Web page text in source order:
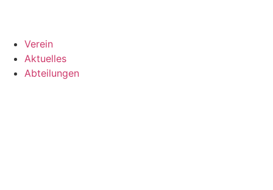
Verein
Aktuelles
Abteilungen